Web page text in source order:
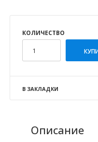
КОЛИЧЕСТВО
В ЗАКЛАДКИ
Описание